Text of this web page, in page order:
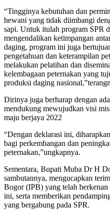
“Tingginya kebutuhan dan
hewani yang tidak diimbangi
sapi. Untuk itulah program SPR
mengendalikan ketimpangan
daging, program ini juga
pengetahuan dan keterampilan
melakukan pelatihan dan
kelembagaan peternakan yang
produksi daging
Dirinya juga berharap dengan
mendukung mewujudkan visi
maju berjaya 2022
“Dengan deklarasi ini,
bagi perkembangan dan
peternakan,”ungkapnya.
Sementara, Bupati Muba Dr H
sambutannya, mengucapkan
Bogor (IPB) yang telah
ini, serta memberikan
yang bergabung pada SPR.